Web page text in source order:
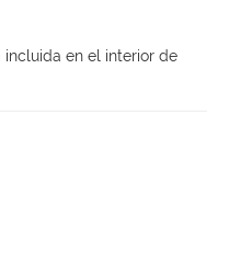
incluida en el interior de